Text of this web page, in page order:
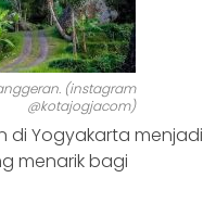
(instagram
@kotajogjacom)
di Yogyakarta menjadi
menarik bagi